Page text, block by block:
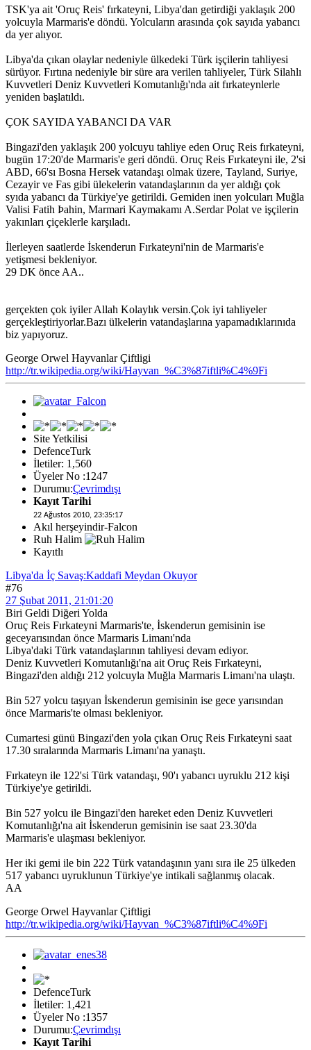
TSK'ya ait 'Oruç Reis' fırkateyni, Libya'dan getirdiği yaklaşık 200
yolcuyla Marmaris'e döndü. Yolcuların arasında çok sayıda yabancı
da yer alıyor.
Libya'da çıkan olaylar nedeniyle ülkedeki Türk işçilerin tahliyesi
sürüyor. Fırtına nedeniyle bir süre ara verilen tahliyeler, Türk Silahlı
Kuvvetleri Deniz Kuvvetleri Komutanlığı'nda ait fırkateynlerle
yeniden başlatıldı.
ÇOK SAYIDA YABANCI DA VAR
Bingazi'den yaklaşık 200 yolcuyu tahliye eden Oruç Reis fırkateyni,
bugün 17:20'de Marmaris'e geri döndü. Oruç Reis Fırkateyni ile, 2'si
ABD, 66'sı Bosna Hersek vatandaşı olmak üzere, Tayland, Suriye,
Cezayir ve Fas gibi ülekelerin vatandaşlarının da yer aldığı çok
syıda yabancı da Türkiye'ye getirildi. Gemiden inen yolcuları Muğla
Valisi Fatih Þahin, Marmari Kaymakamı A.Serdar Polat ve işçilerin
yakınları çiçeklerle karşıladı.
İlerleyen saatlerde İskenderun Fırkateyni'nin de Marmaris'e
yetişmesi bekleniyor.
29 DK önce AA..
gerçekten çok iyiler Allah Kolaylık versin.Çok iyi tahliyeler
gerçekleştiriyorlar.Bazı ülkelerin vatandaşlarına yapamadıklarınıda
biz yapıyoruz.
George Orwel Hayvanlar Çiftligi
http://tr.wikipedia.org/wiki/Hayvan_%C3%87iftli%C4%9Fi
Site Yetkilisi
DefenceTurk
İletiler: 1,560
Üyeler No :1247
Durumu:Çevrimdışı
Kayıt Tarihi
22 Ağustos 2010, 23:35:17
Akıl herşeyindir-Falcon
Ruh Halim
Kayıtlı
Libya'da İç Savaş:Kaddafi Meydan Okuyor
#76
27 Şubat 2011, 21:01:20
Biri Geldi Diğeri Yolda
Oruç Reis Fırkateyni Marmaris'te, İskenderun gemisinin ise
geceyarısından önce Marmaris Limanı'nda
Libya'daki Türk vatandaşlarının tahliyesi devam ediyor.
Deniz Kuvvetleri Komutanlığı'na ait Oruç Reis Fırkateyni,
Bingazi'den aldığı 212 yolcuyla Muğla Marmaris Limanı'na ulaştı.
Bin 527 yolcu taşıyan İskenderun gemisinin ise gece yarısından
önce Marmaris'te olması bekleniyor.
Cumartesi günü Bingazi'den yola çıkan Oruç Reis Fırkateyni saat
17.30 sıralarında Marmaris Limanı'na yanaştı.
Fırkateyn ile 122'si Türk vatandaşı, 90'ı yabancı uyruklu 212 kişi
Türkiye'ye getirildi.
Bin 527 yolcu ile Bingazi'den hareket eden Deniz Kuvvetleri
Komutanlığı'na ait İskenderun gemisinin ise saat 23.30'da
Marmaris'e ulaşması bekleniyor.
Her iki gemi ile bin 222 Türk vatandaşının yanı sıra ile 25 ülkeden
517 yabancı uyruklunun Türkiye'ye intikali sağlanmış olacak.
AA
George Orwel Hayvanlar Çiftligi
http://tr.wikipedia.org/wiki/Hayvan_%C3%87iftli%C4%9Fi
DefenceTurk
İletiler: 1,421
Üyeler No :1357
Durumu:Çevrimdışı
Kayıt Tarihi